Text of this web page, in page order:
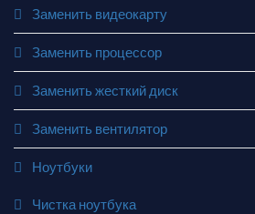
Заменить видеокарту
Заменить процессор
Заменить жесткий диск
Заменить вентилятор
Ноутбуки
Чистка ноутбука